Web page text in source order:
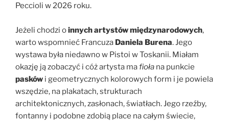
Peccioli w 2026 roku.
Jeżeli chodzi oinnych artystów międzynarodowych,
warto wspomnieć Francuza Daniela Burena. Jego
wystawa była niedawno w Pistoi w Toskanii. Miałam
okazję ją zobaczyć i cóż artysta mafioła na punkcie
pasków i geometrycznych kolorowych form i je powiela
wszędzie, na plakatach, strukturach
architektonicznych, zasłonach, światłach. Jego rzeźby,
fontanny i podobne zdobią place na całym świecie,